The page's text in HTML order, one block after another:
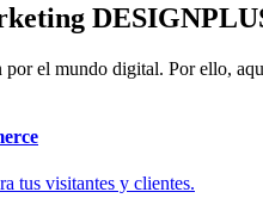
el mundo digital. Por ello,
tus visitantes y clientes.